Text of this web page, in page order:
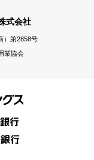
式会社
）第2858号
業協会